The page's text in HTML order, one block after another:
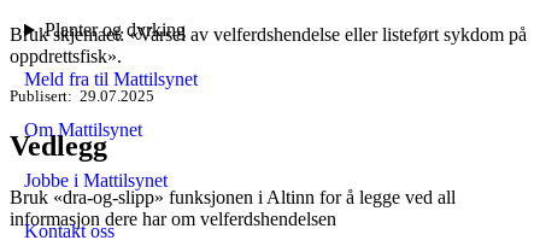
Planter og dyrking
Meld fra til Mattilsynet
Om Mattilsynet
Jobbe i Mattilsynet
Kontakt oss
Bruk skjemaet: «Varsel av velferdshendelse eller listeført sykdom på
oppdrettsfisk».
Publisert 29.07.2025
Vedlegg
Bruk «dra-og-slipp» funksjonen i Altinn for å legge ved all
informasjon dere har om velferdshendelsen